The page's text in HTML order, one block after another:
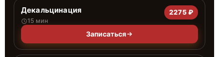
Декальцинация
15 мин
2275 ₽
Записаться